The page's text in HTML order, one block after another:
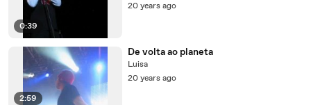
0:39
20 years ago
2:59
De volta ao planeta
Luisa
20 years ago